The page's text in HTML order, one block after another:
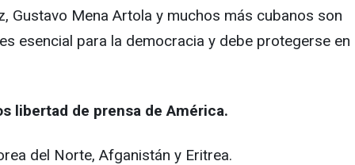
Gustavo Mena Artola y muchos más cubanos son
esencial para la democracia y debe protegerse en
libertad de prensa de América.
del Norte, Afganistán y Eritrea.